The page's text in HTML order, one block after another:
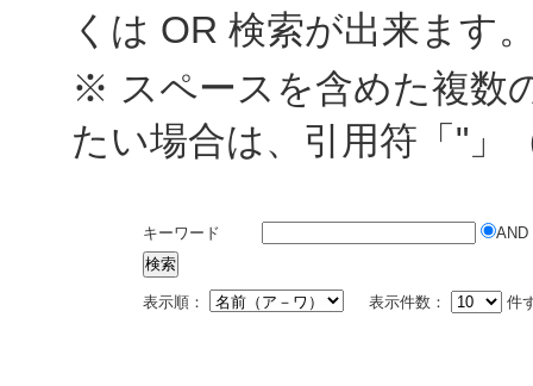
くは OR 検索が出来ます
※ スペースを含めた複数
たい場合は、引用符「"」
キーワード AND
表示順： 表示件数： 件